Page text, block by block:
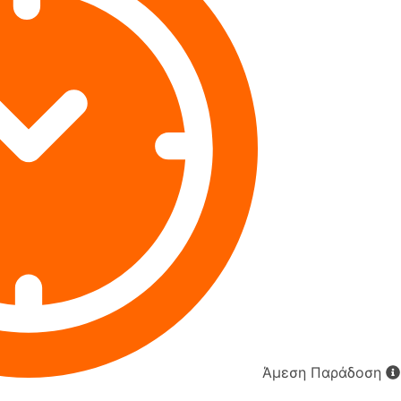
Άμεση Παράδοση